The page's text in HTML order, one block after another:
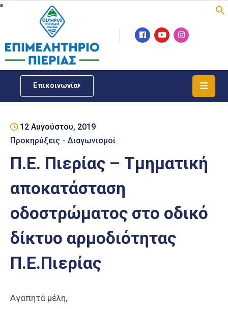
Επικοινωνία
Επιμελητήριο
Νέα
ΓΕΜΗ
Υποστήριξη
Έκθεση
Παραδοσιακών
Επαγγελμάτων
Έκθεση
ΕΒΕΠ-
Πιερία
12 Αυγούστου, 2019
Προκηρύξεις - Διαγωνισμοί
Π.Ε. Πιερίας – Τμηματική
αποκατάσταση
οδοστρώματος στο οδικό
δίκτυο αρμοδιότητας
Π.Ε.Πιερίας
Αγαπητά μέλη,